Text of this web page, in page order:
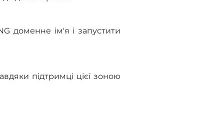
доменне ім'я і запустити
підтримці цієї зоною